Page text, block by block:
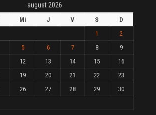
august 2026
Mi J V S
D
1
2
5 6 7 8
9
12 13 14 15
16
19 20 21 22
23
26 27 28 29
30